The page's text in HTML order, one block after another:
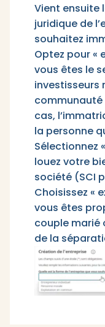
Vient ensuite
juridique de
souhaitez
Optez pour «
vous êtes le
investisseurs
communauté
cas,
la personne
Sélectionnez
louez votre
société (SCI
Choisissez «
vous êtes
couple marié
de la